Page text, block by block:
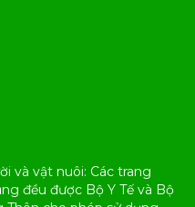
và vật nuôi: Các trang
đều được Bộ Y Tế và Bộ